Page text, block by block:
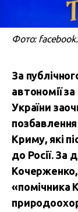
Фото:
За
автономії
України
Криму, які
до Росії.
Кочерженко,
«помічника